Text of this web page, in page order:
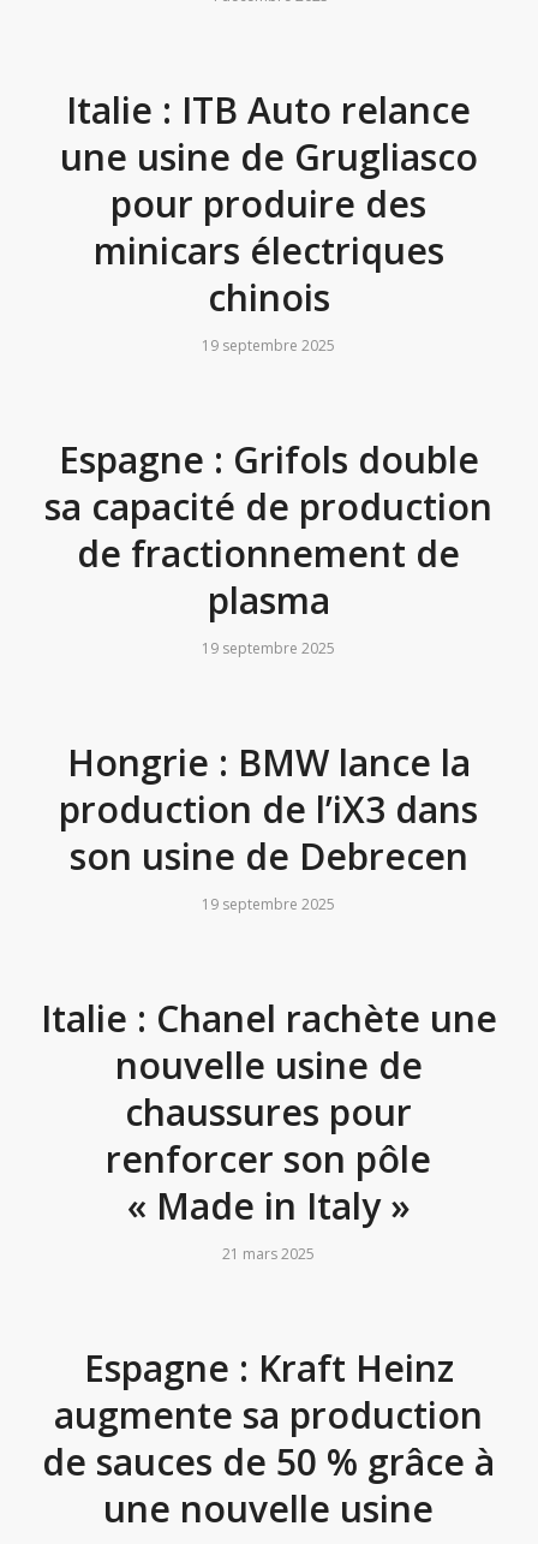
Italie : ITB Auto relance
une usine de Grugliasco
pour produire des
minicars électriques
chinois
19 septembre 2025
Espagne : Grifols double
sa capacité de production
de fractionnement de
plasma
19 septembre 2025
Hongrie : BMW lance la
production de l’iX3 dans
son usine de Debrecen
19 septembre 2025
Italie : Chanel rachète une
nouvelle usine de
chaussures pour
renforcer son pôle
« Made in Italy »
21 mars 2025
Espagne : Kraft Heinz
augmente sa production
de sauces de 50 % grâce à
une nouvelle usine